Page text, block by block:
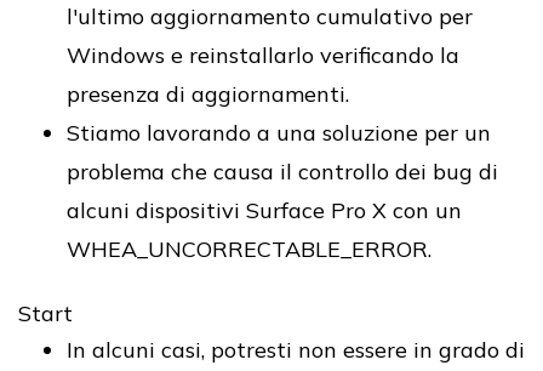
l'ultimo aggiornamento cumulativo per
Windows e reinstallarlo verificando la
presenza di aggiornamenti.
Stiamo lavorando a una soluzione per un
problema che causa il controllo dei bug di
alcuni dispositivi Surface Pro X con un
WHEA_UNCORRECTABLE_ERROR.
Start
In alcuni casi, potresti non essere in grado di